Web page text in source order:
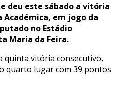
deu este sábado a vitória
Académica, em jogo da
no Estádio
Maria da Feira.
quinta vitória consecutivo,
quarto lugar com 39 pontos